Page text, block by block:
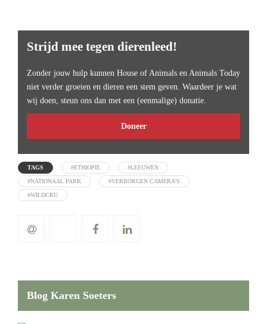
Strijd mee tegen dierenleed!
Zonder jouw hulp kunnen House of Animals en Animals Today
niet verder groeien en dieren een stem geven. Waardeer je wat
wij doen, steun ons dan met een (eenmalige) donatie.
Doneer
TAGS #ETHIOPIE #LEEUWEN
#NATIONAAL PARK #VERBORGEN CAMERA'S
#WILDCRU
Blog Karen Soeters